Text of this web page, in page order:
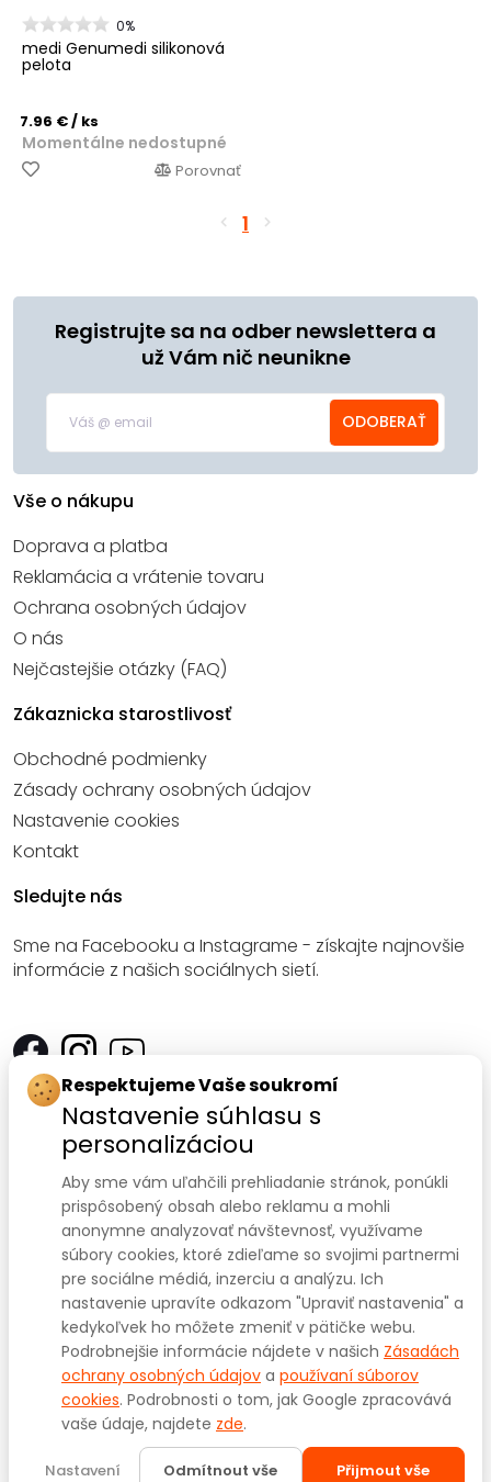
0%
medi Genumedi silikonová
pelota
7.96 €/ ks
Momentálne nedostupné
Porovnať
1
Registrujte sa na odber newslettera a
už Vám nič neunikne
ODOBERAŤ
Vše o nákupu
Doprava a platba
Reklamácia a vrátenie tovaru
Ochrana osobných údajov
O nás
Nejčastejšie otázky (FAQ)
Zákaznicka starostlivosť
Obchodné podmienky
Zásady ochrany osobných údajov
Nastavenie cookies
Kontakt
Sledujte nás
Sme na Facebooku a Instagrame - získajte najnovšie
informácie z našich sociálnych sietí.
Kontakt
SANOMED, spol. s r.o.
Palackého třída 240/75
612 00 Brno-Královo Pole
IČ: 47910127
DIČ: CZ47910127
Prodejna:+420 541 422 911,+420 541 422 912
e-mail:eshop@sanomed.cz
Copyright © 2025 www.sanomed.cz
vyhrazena.
Respektujeme Vaše soukromí
Nastavenie súhlasu s
personalizáciou
Aby sme vám uľahčili prehliadanie stránok, ponúkli
prispôsobený obsah alebo reklamu a mohli
anonymne analyzovať návštevnosť, využívame
súbory cookies, ktoré zdieľame so svojimi partnermi
pre sociálne médiá, inzerciu a analýzu. Ich
nastavenie upravíte odkazom "Upraviť nastavenia" a
kedykoľvek ho môžete zmeniť v pätičke webu.
Podrobnejšie informácie nájdete v našich Zásadách
ochrany osobných údajov a používaní súborov
cookies. Podrobnosti o tom, jak Google zpracovává
vaše údaje, najdete zde.
Nastavení Odmítnout vše Přijmout vše